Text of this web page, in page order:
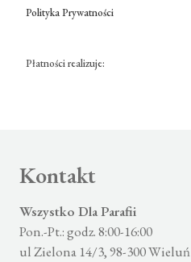
Polityka Prywatności
Płatności realizuje:
Kontakt
Wszystko Dla Parafii
Pon.-Pt.: godz. 8:00-16:00
ul Zielona 14/3, 98-300 Wieluń